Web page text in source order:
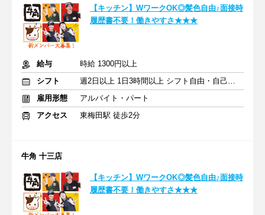
【キッチン】WワークOK◎髪色自由♪面接時
履歴書不要！働きやすさ★★★
給与
時給 1300円以上
シフト
週2日以上 1日3時間以上 シフト自由・自己申告
雇用形態
アルバイト・パート
アクセス
東梅田駅 徒歩2分
牛角 十三店
【キッチン】WワークOK◎髪色自由♪面接時
履歴書不要！働きやすさ★★★